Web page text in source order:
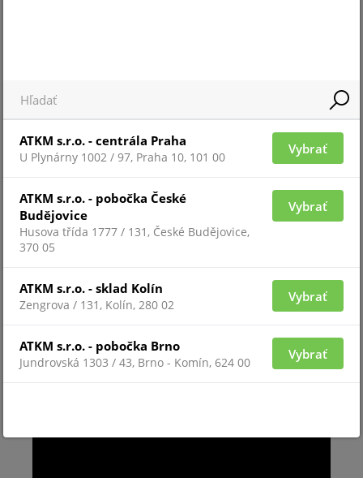
Výroba LNG/LPG
PLAMENNÉ HLÁSIČE TALENTUM - VŠE CO
POTŘEBUJETE VĚDĚT (ANGLICKY)
ATKM s.r.o. - centrála Praha
U Plynárny 1002 / 97, Praha 10, 101 00
Vybrať
ATKM s.r.o. - pobočka České
Budějovice
Husova třída 1777 / 131, České Budějovice,
370 05
Vybrať
ATKM s.r.o. - sklad Kolín
Zengrova / 131, Kolín, 280 02
Vybrať
ATKM s.r.o. - pobočka Brno
Jundrovská 1303 / 43, Brno - Komín, 624 00
Vybrať